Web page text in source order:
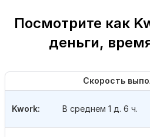
Посмотрите как
деньги,
Скорость
Kwork: В среднем 1 д. 6 ч.